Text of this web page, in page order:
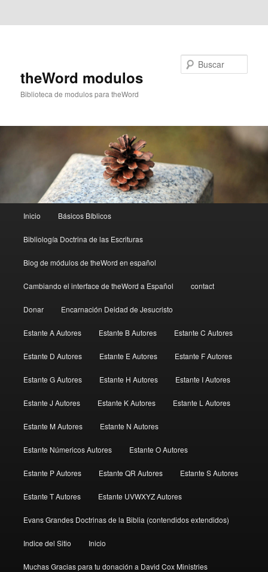
theWord modulos
Biblioteca de modulos para theWord
principal
Inicio Básicos Bíblicos
Bibliología Doctrina de las Escrituras
Blog de módulos de theWord en español
Cambiando el interface de theWord a Español contact
Donar Encarnación Deidad de Jesucristo
Estante A Autores Estante B Autores Estante C Autores
Estante D Autores Estante E Autores Estante F Autores
Estante G Autores Estante H Autores Estante I Autores
Estante J Autores Estante K Autores Estante L Autores
Estante M Autores Estante N Autores
Estante Númericos Autores Estante O Autores
Estante P Autores Estante QR Autores Estante S Autores
Estante T Autores Estante UVWXYZ Autores
Evans Grandes Doctrinas de la Biblia (contendidos extendidos)
Indice del Sitio Inicio
Muchas Gracias para tu donación a David Cox Ministries